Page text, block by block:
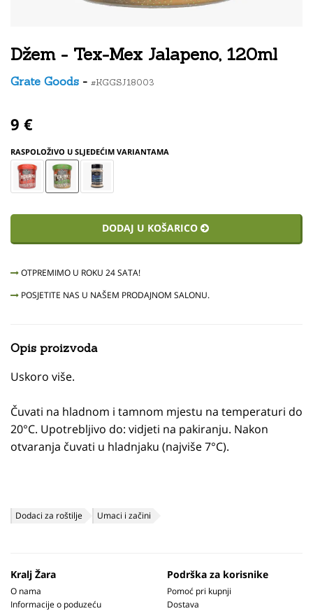
Džem - Tex-Mex Jalapeno, 120ml
Grate Goods - #KGGSJ18003
9 €
RASPOLOŽIVO U SLJEDEĆIM VARIANTAMA
DODAJ U KOŠARICO
OTPREMIMO U ROKU 24 SATA!
POSJETITE NAS U NAŠEM PRODAJNOM SALONU.
Opis proizvoda
Uskoro više.
Čuvati na hladnom i tamnom mjestu na temperaturi do
20°C. Upotrebljivo do: vidjeti na pakiranju. Nakon
otvaranja čuvati u hladnjaku (najviše 7°C).
Dodaci za roštilje Umaci i začini
Kralj Žara
O nama
Informacije o poduzeću
Podrška za korisnike
Pomoć pri kupnji
Dostava